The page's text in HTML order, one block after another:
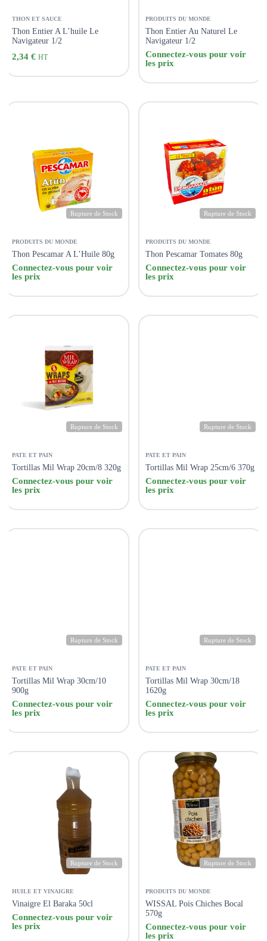
THON ET SAUCE
Thon Entier A L’huile Le
Navigateur 1/2
2,34 € HT
PRODUITS DU MONDE
Thon Entier Au Naturel Le
Navigateur 1/2
Connectez-vous pour voir
les prix
Rupture de Stock
PRODUITS DU MONDE
Thon Pescamar A L’Huile 80g
Connectez-vous pour voir
les prix
Rupture de Stock
PRODUITS DU MONDE
Thon Pescamar Tomates 80g
Connectez-vous pour voir
les prix
Rupture de Stock
PATE ET PAIN
Tortillas Mil Wrap 20cm/8 320g
Connectez-vous pour voir
les prix
Rupture de Stock
PATE ET PAIN
Tortillas Mil Wrap 25cm/6 370g
Connectez-vous pour voir
les prix
Rupture de Stock
PATE ET PAIN
Tortillas Mil Wrap 30cm/10
900g
Connectez-vous pour voir
les prix
Rupture de Stock
PATE ET PAIN
Tortillas Mil Wrap 30cm/18
1620g
Connectez-vous pour voir
les prix
Rupture de Stock
HUILE ET VINAIGRE
Vinaigre El Baraka 50cl
Connectez-vous pour voir
les prix
Rupture de Stock
PRODUITS DU MONDE
WISSAL Pois Chiches Bocal
570g
Connectez-vous pour voir
les prix